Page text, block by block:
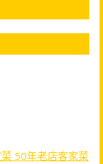
菜 50年老店客家菜